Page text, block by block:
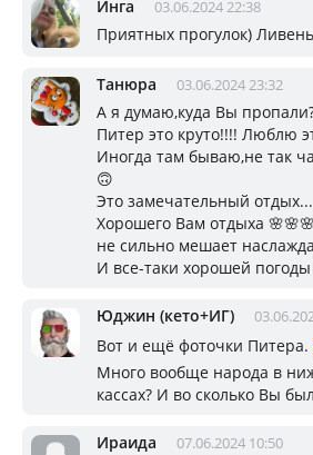
Инга 03.06.2024 22:38
Приятных прогулок)
Танюра 03.06.2024 23:32
А я думаю,куда Вы
Питер это круто!!!! Люблю
Иногда там бываю,не так
🙃
Это замечательный
Хорошего Вам отдыха
не сильно мешает
И все-таки хорошей
Юджин (кето+ИГ)
Вот и ещё фоточки Питера.
Много вообще народа в
кассах? И во сколько Вы
Ираида 07.06.2024 10:50